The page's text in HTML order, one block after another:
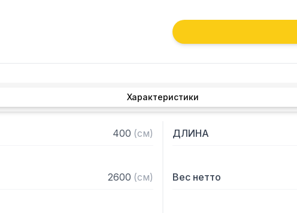
Кроме того, зонт
которые в противном
утвари. Поэтому это
Особенности:
— Приточно-вытяжной
— С лабиринтными
Характеристики
400 (см) ДЛИНА
2600 (см) Вес нетто